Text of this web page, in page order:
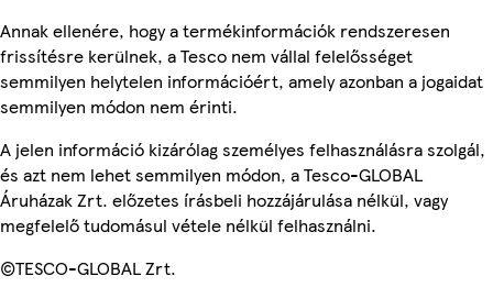
Annak ellenére, hogy a termékinformációk rendszeresen
frissítésre kerülnek, a Tesco nem vállal felelősséget
semmilyen helytelen információért, amely azonban a jogaidat
semmilyen módon nem érinti.
A jelen információ kizárólag személyes felhasználásra szolgál,
és azt nem lehet semmilyen módon, a Tesco-GLOBAL
Áruházak Zrt. előzetes írásbeli hozzájárulása nélkül, vagy
megfelelő tudomásul vétele nélkül felhasználni.
©TESCO-GLOBAL Zrt.